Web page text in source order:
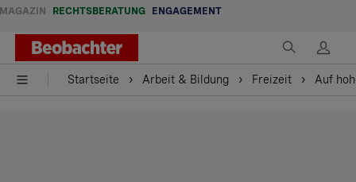
MAGAZIN RECHTSBERATUNG ENGAGEMENT
Startseite Arbeit & Bildung Freizeit Auf